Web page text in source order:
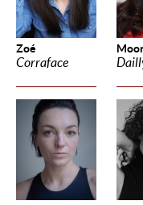
Zoé
Corraface